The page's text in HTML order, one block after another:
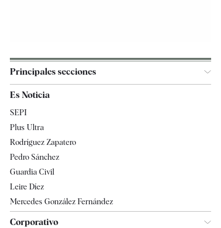
Principales secciones
España
Televisión
Es Noticia
SEPI
Plus Ultra
Rodríguez Zapatero
Pedro Sánchez
Guardia Civil
Leire Díez
Mercedes González Fernández
Corporativo